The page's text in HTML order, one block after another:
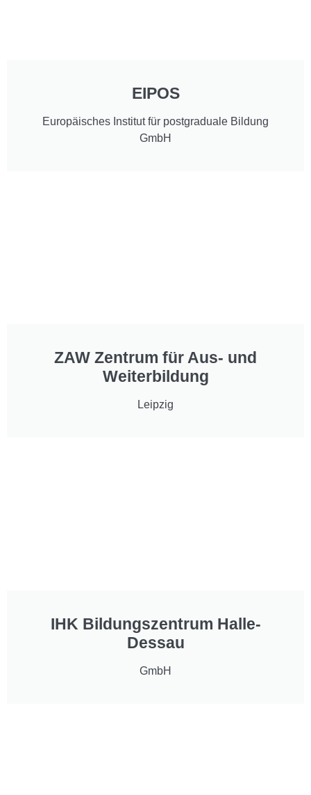
EIPOS
Europäisches Institut für postgraduale Bildung
GmbH
ZAW Zentrum für Aus- und
Weiterbildung
Leipzig
IHK Bildungszentrum Halle-
Dessau
GmbH